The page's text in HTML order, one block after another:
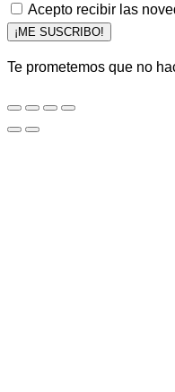
Acepto recibir las
¡ME SUSCRIBO!
Te prometemos que no